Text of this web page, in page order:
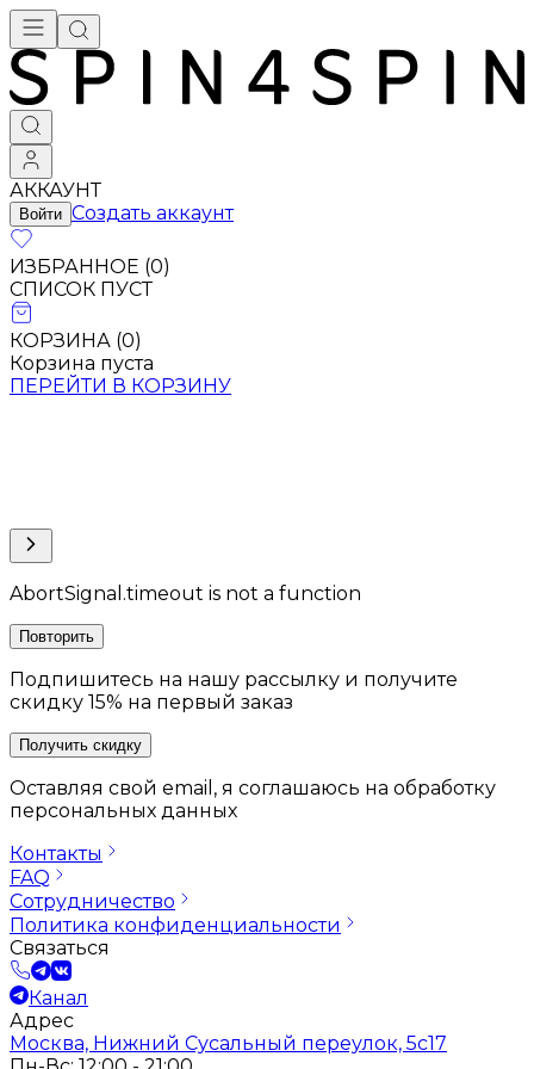
АККАУНТ
Войти Создать аккаунт
ИЗБРАННОЕ (0)
СПИСОК ПУСТ
КОРЗИНА (0)
Корзина пуста
ПЕРЕЙТИ В КОРЗИНУ
AbortSignal.timeout is not a function
Повторить
Подпишитесь на нашу рассылку и получите
скидку 15% на первый заказ
Получить скидку
Оставляя свой email, я соглашаюсь на обработку
персональных данных
Контакты
FAQ
Сотрудничество
Политика конфиденциальности
Связаться
Канал
Адрес
Москва, Нижний Сусальный переулок, 5с17